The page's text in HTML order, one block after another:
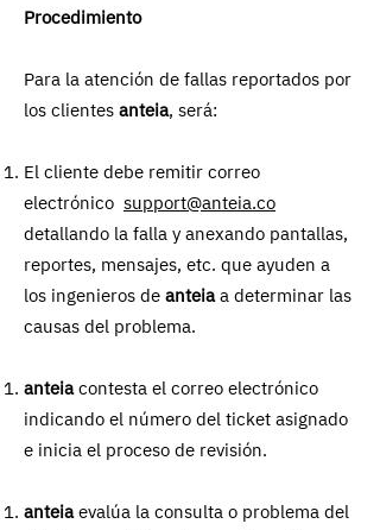
Procedimiento
Para la atención de fallas reportados por
los clientes anteia, será:
El cliente debe remitir correo
electrónico support@anteia.co
detallando la falla y anexando pantallas,
reportes, mensajes, etc. que ayuden a
los ingenieros de anteiaa determinar las
causas del problema.
anteiacontesta el correo electrónico
indicando el número del ticket asignado
e inicia el proceso de revisión.
anteiaevalúa la consulta o problema del